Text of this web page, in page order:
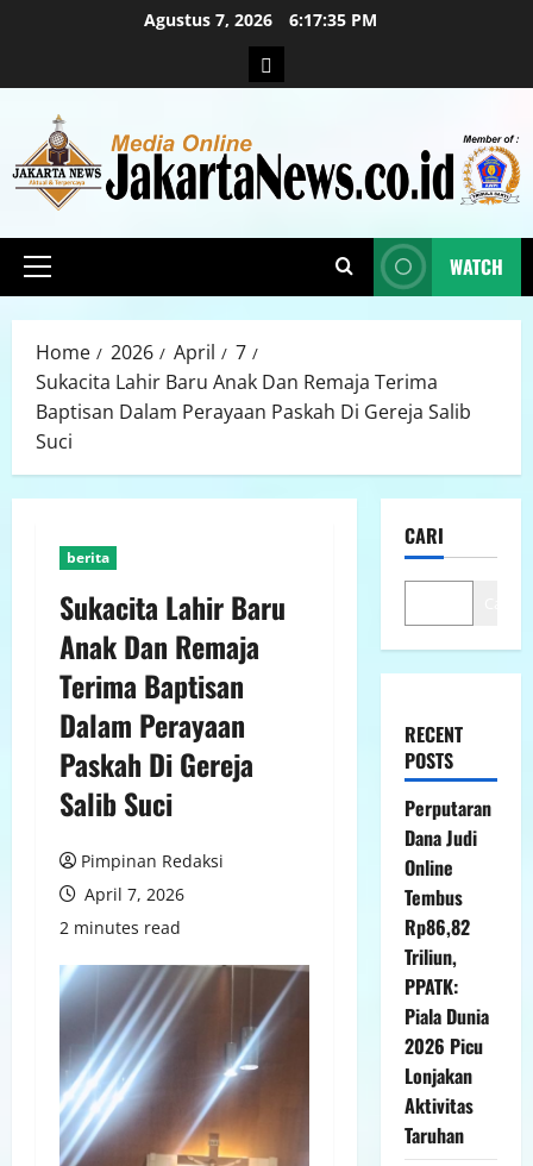
Agustus 7, 2026 6:17:37 PM
WATCH
Home 2026 April
7
Sukacita Lahir Baru Anak Dan Remaja Terima
Baptisan Dalam Perayaan Paskah Di Gereja Salib
Suci
berita
Sukacita Lahir Baru
Anak Dan Remaja
Terima Baptisan
Dalam Perayaan
Paskah Di Gereja
Salib Suci
Pimpinan Redaksi
April 7, 2026
2 minutes read
CARI
RECENT
POSTS
Perputaran
Dana Judi
Online
Tembus
Rp86,82
Triliun,
PPATK:
Piala Dunia
2026 Picu
Lonjakan
Aktivitas
Taruhan